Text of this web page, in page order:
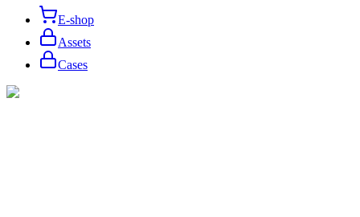
E-shop
Assets
Cases